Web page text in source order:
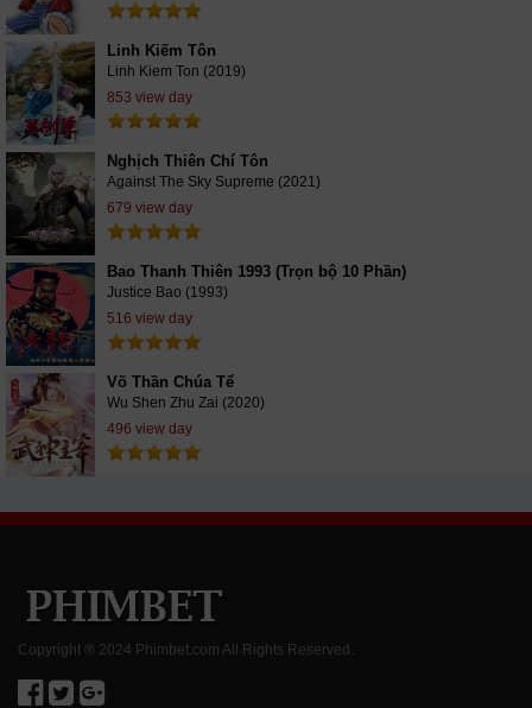
Linh Kiếm Tôn
Linh Kiem Ton (2019)
853 view day
Nghịch Thiên Chí Tôn
Against The Sky Supreme (2021)
679 view day
Bao Thanh Thiên 1993 (Trọn bộ 10 Phần)
Justice Bao (1993)
516 view day
Võ Thần Chúa Tể
Wu Shen Zhu Zai (2020)
496 view day
Copyright ® 2024 Phimbet.com All Rights Reserved.